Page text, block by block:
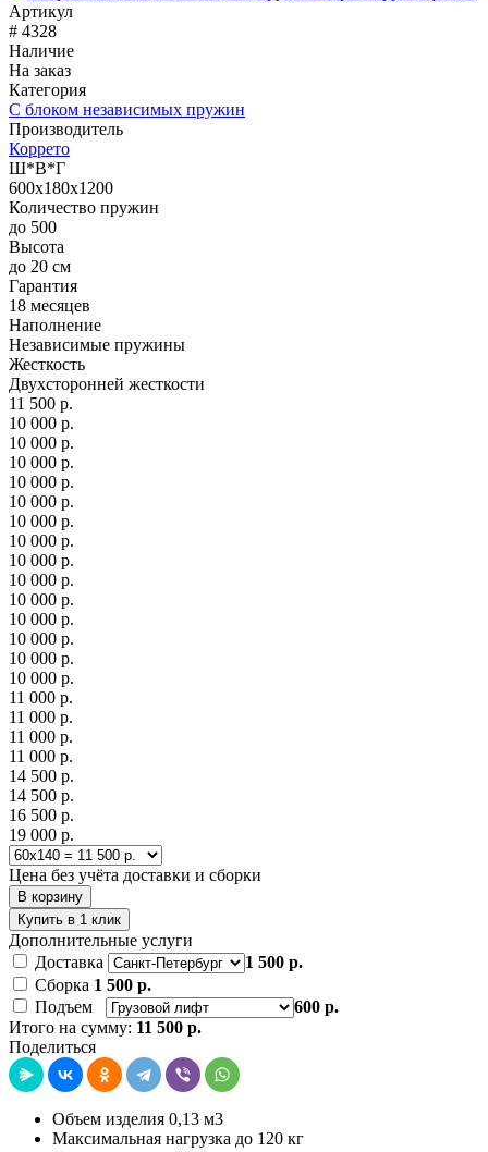
Артикул
# 4328
Наличие
На заказ
Категория
С блоком независимых пружин
Производитель
Коррето
Ш*В*Г
600x180x1200
Количество пружин
до 500
Высота
до 20 см
Гарантия
18 месяцев
Наполнение
Независимые пружины
Жесткость
Двухсторонней жесткости
11 500 р.
10 000 р.
10 000 р.
10 000 р.
10 000 р.
10 000 р.
10 000 р.
10 000 р.
10 000 р.
10 000 р.
10 000 р.
10 000 р.
10 000 р.
10 000 р.
10 000 р.
11 000 р.
11 000 р.
11 000 р.
11 000 р.
14 500 р.
14 500 р.
16 500 р.
19 000 р.
Цена без учёта доставки и сборки
В корзину
Купить в 1 клик
Дополнительные услуги
Доставка
1 500 р.
Сборка 1 500 р.
Подъем
600 р.
Итого на сумму: 11 500 р.
Поделиться
Объем изделия 0,13 м3
Максимальная нагрузка до 120 кг